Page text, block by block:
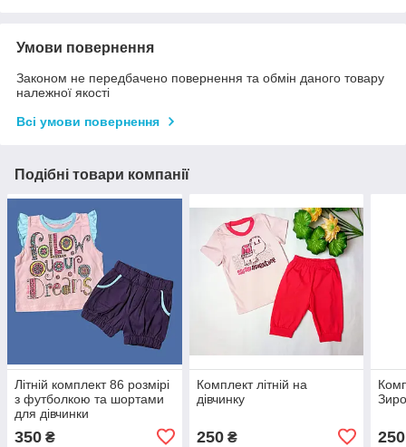
Умови повернення
Законом не передбачено повернення та обмін даного товару
належної якості
Всі умови повернення
Подібні товари компанії
Літній комплект 86 розмірі
з футболкою та шортами
для дівчинки
350 ₴
Комплект літній на
дівчинку
250₴ 250